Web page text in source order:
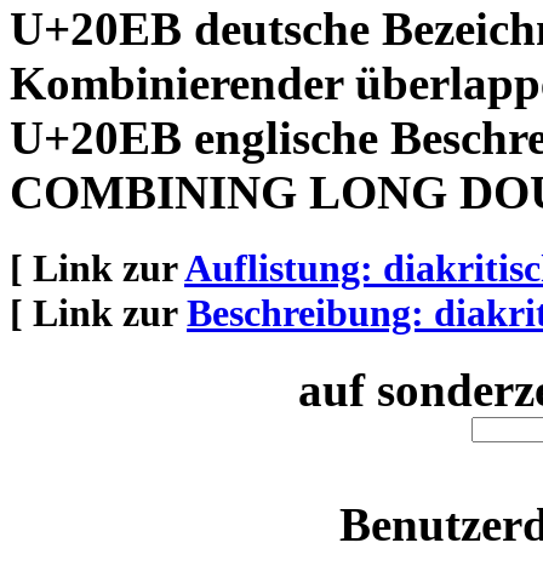
U+20EB deutsche
Kombinierender
U+20EB englische
COMBINING LONG
[ Link zurAuflistung:
[ Link zurBeschreibung:
auf